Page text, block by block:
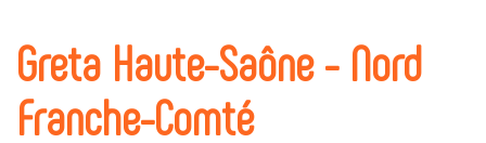
Greta Haute-Saône - Nord
Franche-Comté